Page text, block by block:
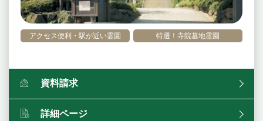
アクセス便利・駅が近い霊園 特選！寺院墓地霊園
資料請求
詳細ページ